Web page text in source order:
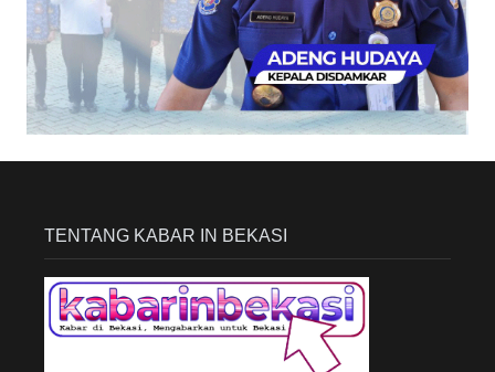
TENTANG KABAR IN BEKASI